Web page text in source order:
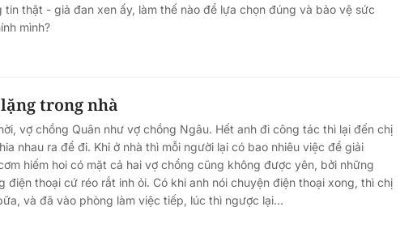
tin thật - giả đan xen ấy, làm thế nào để lựa chọn đúng và bảo vệ sức
mình?
trong nhà
vợ chồng Quân như vợ chồng Ngâu. Hết anh đi công tác thì lại đến chị
nhau ra để đi. Khi ở nhà thì mỗi người lại có bao nhiêu việc để giải
hiếm hoi có mặt cả hai vợ chồng cũng không được yên, bởi những
điện thoại cứ réo rắt inh ỏi. Có khi anh nói chuyện điện thoại xong, thì chị
và đã vào phòng làm việc tiếp, lúc thì ngược lại...